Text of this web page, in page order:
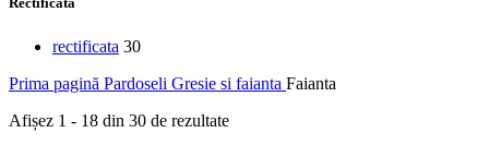
rectificata 30
Prima pagină Pardoseli Gresie si faianta Faianta
Afișez 1 - 18 din 30 de rezultate